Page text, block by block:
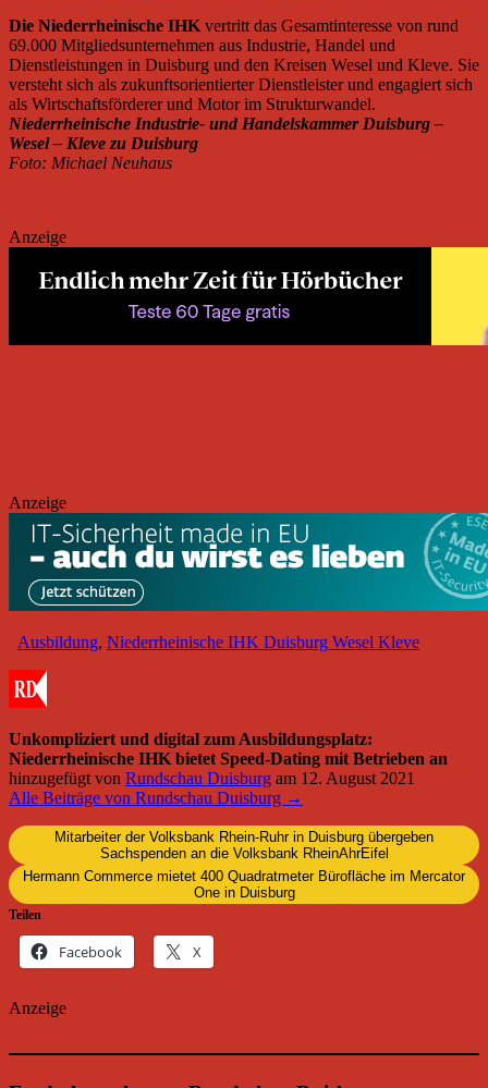
Die Niederrheinische IHKvertritt das Gesamtinteresse von rund
69.000 Mitgliedsunternehmen aus Industrie, Handel und
Dienstleistungen in Duisburg und den Kreisen Wesel und Kleve. Sie
versteht sich als zukunftsorientierter Dienstleister und engagiert sich
als Wirtschaftsförderer und Motor im Strukturwandel.
Niederrheinische Industrie- und Handelskammer Duisburg –
Wesel – Kleve zu Duisburg
Foto: Michael Neuhaus
Anzeige
Anzeige
Ausbildung, Niederrheinische IHK Duisburg Wesel Kleve
Unkompliziert und digital zum Ausbildungsplatz:
Niederrheinische IHK bietet Speed-Dating mit Betrieben an
hinzugefügt von Rundschau Duisburg am 12. August 2021
Alle Beiträge von Rundschau Duisburg →
Mitarbeiter der Volksbank Rhein-Ruhr in Duisburg übergeben
Sachspenden an die Volksbank RheinAhrEifel
Hermann Commerce mietet 400 Quadratmeter Bürofläche im Mercator
One in Duisburg
Teilen
Facebook X
Anzeige